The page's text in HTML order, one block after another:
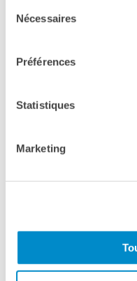
Nécessaires
Préférences
Statistiques
Marketing
LE
Cercate nuove